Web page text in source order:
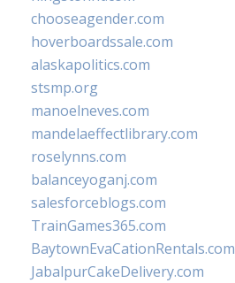
chooseagender.com
hoverboardssale.com
alaskapolitics.com
stsmp.org
manoelneves.com
mandelaeffectlibrary.com
roselynns.com
balanceyoganj.com
salesforceblogs.com
TrainGames365.com
BaytownEvaCationRentals.com
JabalpurCakeDelivery.com